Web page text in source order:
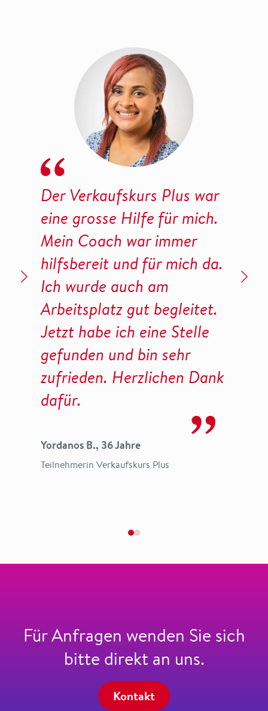
Der Verkaufskurs Plus war
eine grosse Hilfe für mich.
Mein Coach war immer
hilfsbereit und für mich da.
Ich wurde auch am
Arbeitsplatz gut begleitet.
Jetzt habe ich eine Stelle
gefunden und bin sehr
zufrieden. Herzlichen Dank
dafür.
Yordanos B., 36 Jahre
Teilnehmerin Verkaufskurs Plus
Für Anfragen wenden Sie sich
bitte direkt an uns.
Kontakt